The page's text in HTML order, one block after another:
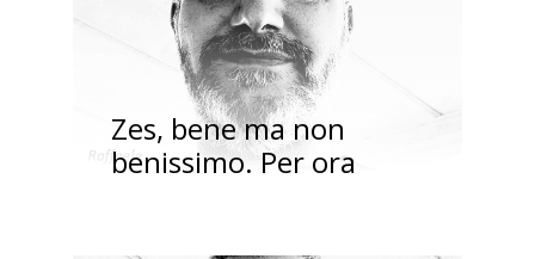
Zes, bene ma non
benissimo. Per ora